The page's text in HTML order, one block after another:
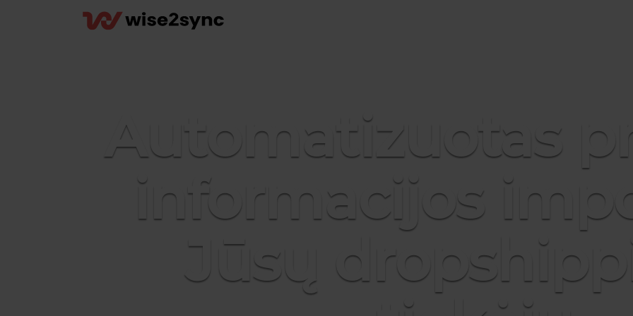
Automatizuotas
informacijos
Jūsų